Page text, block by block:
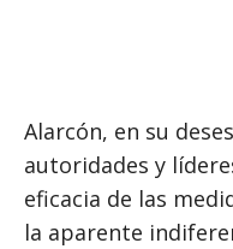
Alarcón, en su
autoridades y
eficacia de las
la aparente